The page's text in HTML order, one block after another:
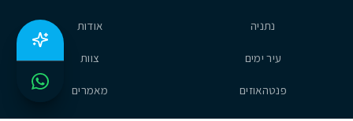
נתניה
עיר ימים
פנטהאוזים
אודות
צוות
מאמרים